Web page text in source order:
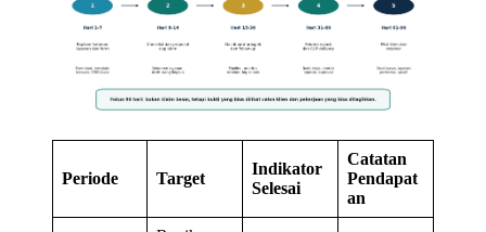
Periode Target
Indikator
Selesai
Catatan
Pendapat
an